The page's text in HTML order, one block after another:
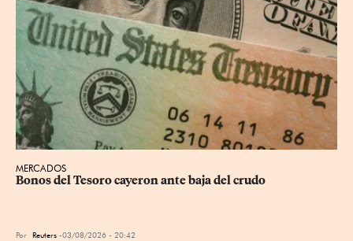
MERCADOS
Bonos del Tesoro cayeron ante baja del crudo
Por Reuters 03/08/2026 - 20:42